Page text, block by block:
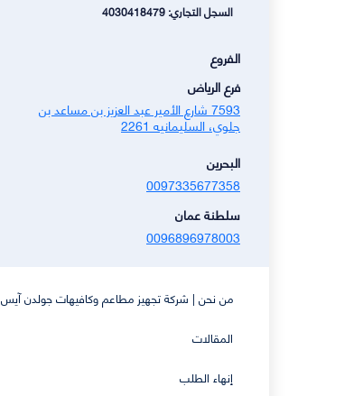
السجل التجاري: 4030418479
الفروع
فرع الرياض
7593 شارع الأمير عبد العزيز بن مساعد بن
جلوي، السليمانيه 2261
البحرين
0097335677358
سلطنة عمان
0096896978003
من نحن | شركة تجهيز مطاعم وكافيهات جولدن آيس
المقالات
إنهاء الطلب